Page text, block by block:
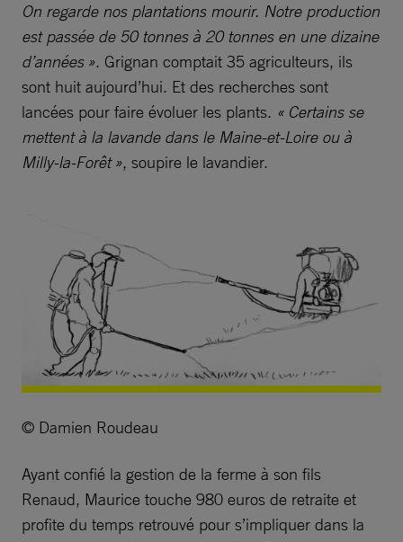
On regarde nos plantations mourir. Notre production
est passée de 50 tonnes à 20 tonnes en une dizaine
d’années ». Grignan comptait 35 agriculteurs, ils
sont huit aujourd’hui. Et des recherches sont
lancées pour faire évoluer les plants. « Certains se
mettent à la lavande dans le Maine-et-Loire ou à
Milly-la-Forêt », soupire le lavandier.
© Damien Roudeau
Ayant confié la gestion de la ferme à son fils
Renaud, Maurice touche 980 euros de retraite et
profite du temps retrouvé pour s’impliquer dans la